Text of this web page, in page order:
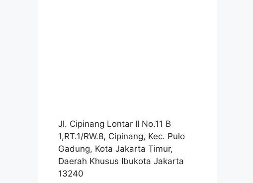
Jl. Cipinang Lontar II No.11 B
1,RT.1/RW.8, Cipinang, Kec. Pulo
Gadung, Kota Jakarta Timur,
Daerah Khusus Ibukota Jakarta
13240